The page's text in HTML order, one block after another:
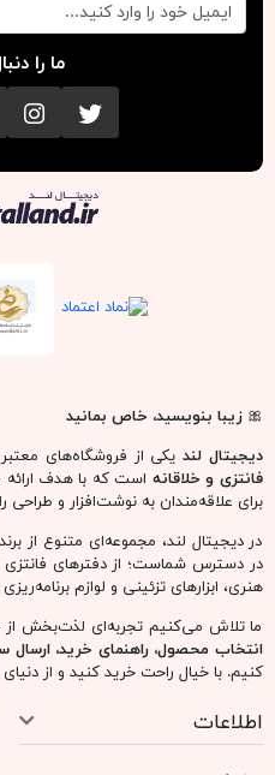
ما را
تویتر
🎀زیبا بنویسید، خاص بمانید
دیجیتال لند یکی از فروشگاه‌های
فانتزی و خلاقانه است که با هدف
برای علاقه‌مندان به نوشت‌افزار و طراحی
در دیجیتال لند، مجموعه‌ای متنوع از
در دسترس شماست؛ از دفترهای فانتزی
هنری، ابزارهای تزئینی و لوازم برنامه‌ریزی
ما تلاش می‌کنیم تجربه‌ای لذت‌بخش از
انتخاب محصول، راهنمای خرید، ارسال
کنیم. با خیال راحت خرید کنید و از
اطلاعات